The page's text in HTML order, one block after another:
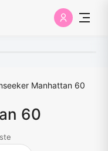
Manhattan 60
60